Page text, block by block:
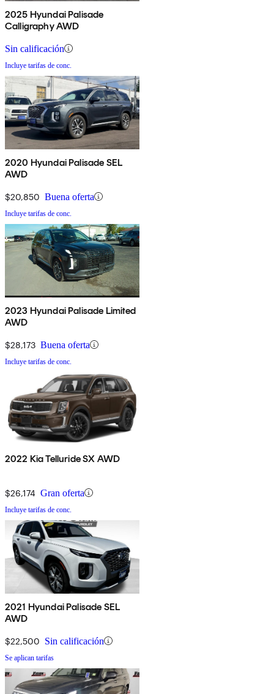
2025 Hyundai Palisade
Calligraphy AWD
Sin calificación
Incluye tarifas de conc.
2020 Hyundai Palisade SEL
AWD
$20,850 Buena oferta
Incluye tarifas de conc.
2023 Hyundai Palisade Limited
AWD
$28,173 Buena oferta
Incluye tarifas de conc.
2022 Kia Telluride SX AWD
$26,174 Gran oferta
Incluye tarifas de conc.
2021 Hyundai Palisade SEL
AWD
$22,500 Sin calificación
Se aplican tarifas